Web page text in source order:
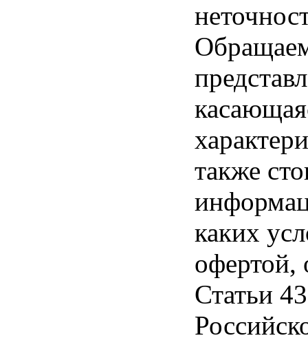
также
каких
офертой,
Статьи